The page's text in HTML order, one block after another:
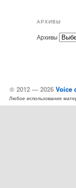
АРХИВЫ
Архивы
© 2012 — 2026 Voice
Любое использование